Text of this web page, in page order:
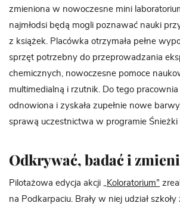
zmieniona w nowoczesne mini
najmłodsi będą mogli poznawać nauki
z książek. Placówka otrzymała pełne
sprzęt potrzebny do przeprowadzania
chemicznych, nowoczesne pomoce
multimedialną i rzutnik. Do tego pracownia
odnowiona i zyskała zupełnie nowe
sprawą uczestnictwa w programie Śnieżki
Odkrywać, badać i
Pilotażowa edycja akcji „Koloratorium”
na Podkarpaciu. Brały w niej udział